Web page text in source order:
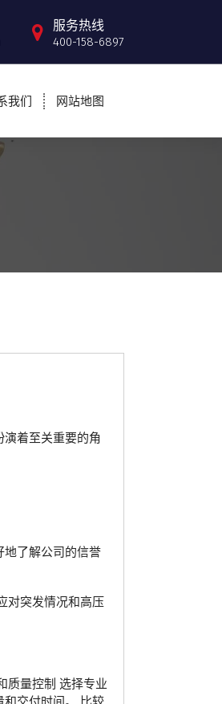
服务热线
400-158-6897
我们 网站地图
着至关重要的角
地了解公司的信誉
对突发情况和高压
质量控制 选择专业